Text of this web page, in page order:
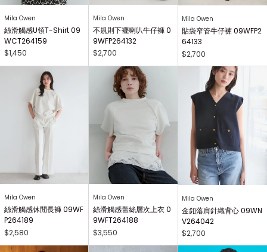
Mila Owen
絲滑觸感U領T-Shirt 09
WCT264159
$1,450
Mila Owen
不規則下襬喇叭牛仔褲 0
9WFP264132
$2,700
Mila Owen
貼袋窄管牛仔褲 09WFP2
64133
$2,700
Mila Owen
絲滑觸感休閒長褲 09WF
P264189
$2,580
Mila Owen
絲滑觸感蕾絲層次上衣 0
9WFT264188
$3,550
Mila Owen
金釦落肩針織背心 09WN
V264042
$2,700